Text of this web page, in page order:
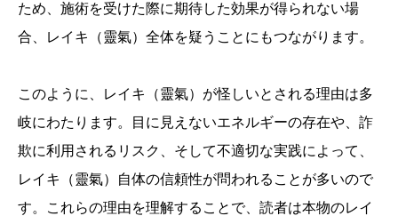
ため、施術を受けた際に期待した効果が得られない場
合、レイキ（靈氣）全体を疑うことにもつながります。
このように、レイキ（靈氣）が怪しいとされる理由は多
岐にわたります。目に見えないエネルギーの存在や、詐
欺に利用されるリスク、そして不適切な実践によって、
レイキ（靈氣）自体の信頼性が問われることが多いので
す。これらの理由を理解することで、読者は本物のレイ